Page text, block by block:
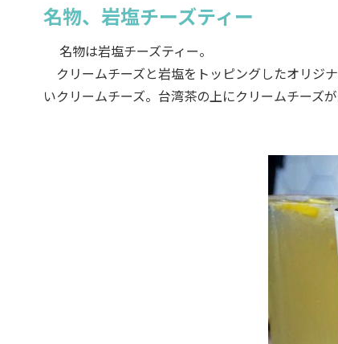
名物、岩塩チーズティー
名物は岩塩チーズティー。
クリームチーズと岩塩をトッピングしたオリジ
いクリームチーズ。台湾茶の上にクリームチーズ